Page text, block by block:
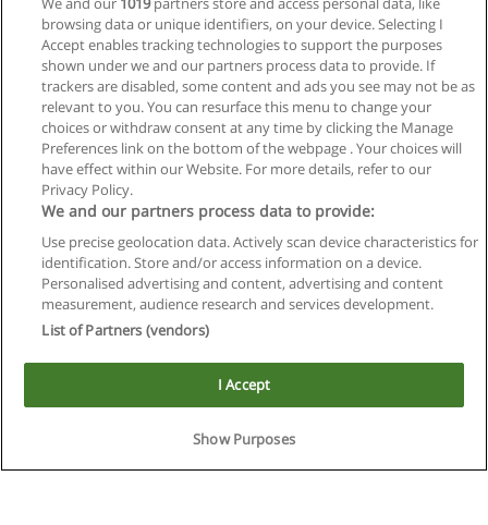
Siguiente
Página 1de77
Reglas de uso
Privacidad de datos
Contactar con Educaedu
Copyright © Educaedu Business S.L. - CIF : B-95610580: -
www.educaedu.com.ar
browsing data or unique identifiers, on your device. Selecting I
Accept enables tracking technologies to support the purposes
shown under we and our partners process data to provide. If
trackers are disabled, some content and ads you see may not be as
relevant to you. You can resurface this menu to change your
choices or withdraw consent at any time by clicking the Manage
Preferences link on the bottom of the webpage . Your choices will
have effect within our Website. For more details, refer to our
Privacy Policy.
We and our partners process data to provide:
Use precise geolocation data. Actively scan device characteristics for
identification. Store and/or access information on a device.
Personalised advertising and content, advertising and content
measurement, audience research and services development.
List of Partners (vendors)
I Accept
Show Purposes